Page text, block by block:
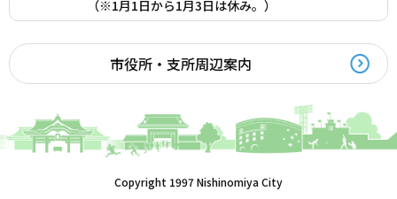
（※1月1日から1月3日は休み。）
市役所・支所周辺案内
Copyright 1997 Nishinomiya City